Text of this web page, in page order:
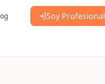
Soy Profesional